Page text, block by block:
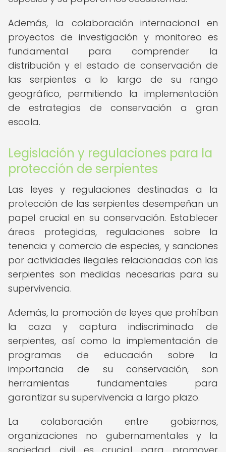
Además, la colaboración internacional en
proyectos de investigación y monitoreo es
fundamental para comprender la
distribución y el estado de conservación de
las serpientes a lo largo de su rango
geográfico, permitiendo la implementación
de estrategias de conservación a gran
escala.
Legislación y regulaciones para la
protección de serpientes
Las leyes y regulaciones destinadas a la
protección de las serpientes desempeñan un
papel crucial en su conservación. Establecer
áreas protegidas, regulaciones sobre la
tenencia y comercio de especies, y sanciones
por actividades ilegales relacionadas con las
serpientes son medidas necesarias para su
supervivencia.
Además, la promoción de leyes que prohíban
la caza y captura indiscriminada de
serpientes, así como la implementación de
programas de educación sobre la
importancia de su conservación, son
herramientas fundamentales para
garantizar su supervivencia a largo plazo.
La colaboración entre gobiernos,
organizaciones no gubernamentales y la